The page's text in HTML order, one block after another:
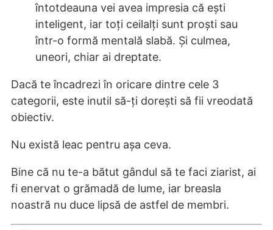
întotdeauna vei avea impresia că ești
inteligent, iar toți ceilalți sunt proști sau
într-o formă mentală slabă. Și culmea,
uneori, chiar ai dreptate.
Dacă te încadrezi în oricare dintre cele 3
categorii, este inutil să-ți dorești să fii vreodată
obiectiv.
Nu există leac pentru așa ceva.
Bine că nu te-a bătut gândul să te faci ziarist, ai
fi enervat o grămadă de lume, iar breasla
noastră nu duce lipsă de astfel de membri.